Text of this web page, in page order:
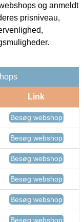
og anmeldt
prisniveau,
Link
Besøg webshop
Besøg webshop
Besøg webshop
Besøg webshop
Besøg webshop
Besøg webshop